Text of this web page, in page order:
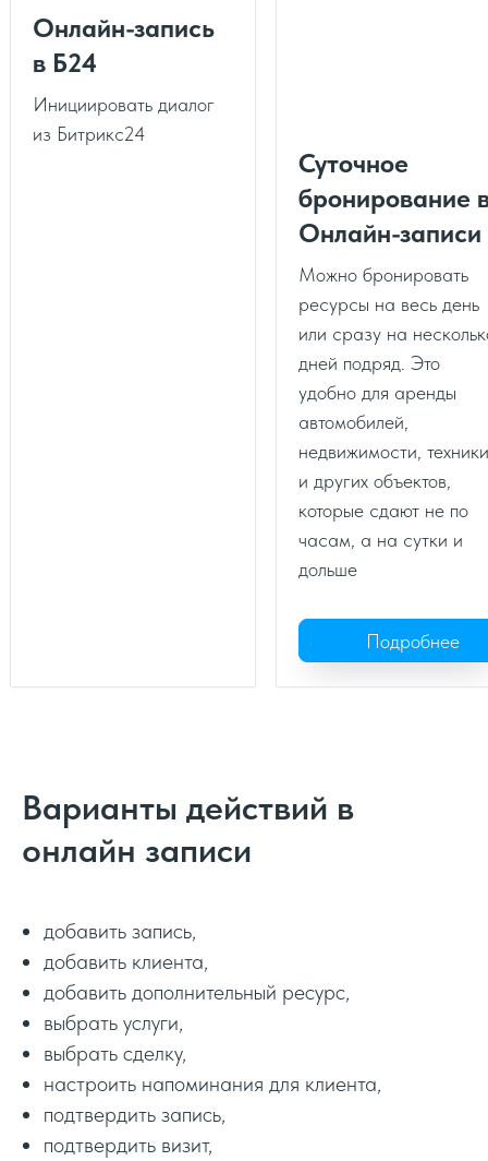
Онлайн-запись
в Б24
Инициировать диалог
из Битрикс24
Суточное
бронирование
Онлайн-записи
Можно бронировать
ресурсы на весь день
или сразу на
дней подряд. Это
удобно для аренды
автомобилей,
недвижимости, техники
и других объектов,
которые сдают не по
часам, а на сутки и
дольше
Подробнее
Варианты действий в
онлайн записи
добавить запись,
добавить клиента,
добавить дополнительный ресурс,
выбрать услуги,
выбрать сделку,
настроить напоминания для клиента,
подтвердить запись,
подтвердить визит,